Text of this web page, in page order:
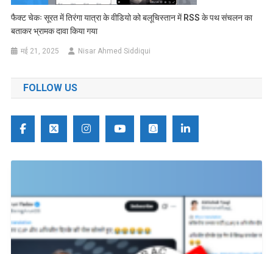
फैक्ट चेकः सूरत में तिरंगा यात्रा के वीडियो को बलूचिस्तान में RSS के पथ संचलन का
बताकर भ्रामक दावा किया गया
मई 21, 2025 Nisar Ahmed Siddiqui
FOLLOW US